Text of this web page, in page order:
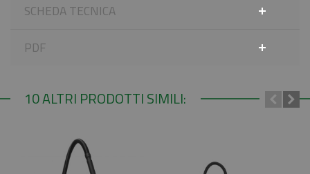
SCHEDA TECNICA
PDF
10 ALTRI PRODOTTI SIMILI: